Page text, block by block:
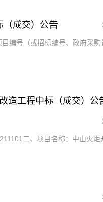
（成交）公告
编号（或招标编号、政府采购
造工程中标（成交）公
二、项目名称：中山火炬